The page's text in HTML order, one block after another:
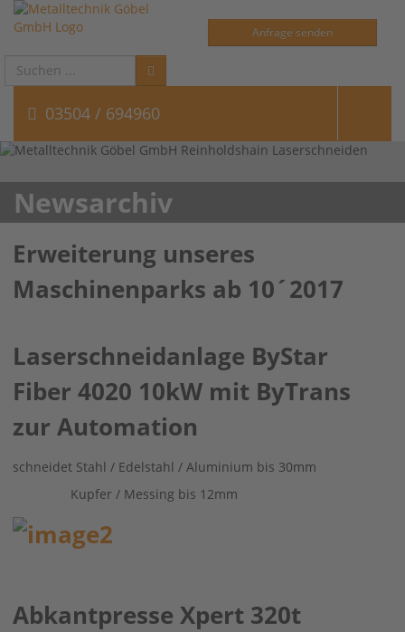
Anfrage senden
Suchen
03504 / 694960
Newsarchiv
Erweiterung unseres
Maschinenparks ab 10´2017
Laserschneidanlage ByStar
Fiber 4020 10kW mit ByTrans
zur Automation
schneidet Stahl / Edelstahl / Aluminium bis 30mm
Kupfer / Messing bis 12mm
Abkantpresse Xpert 320t